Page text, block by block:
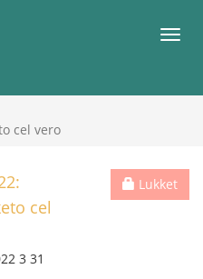
Meny
cel vero
Lukket
cel
3 31